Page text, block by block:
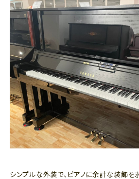
シンプルな外装で、ピアノに余計な装飾を